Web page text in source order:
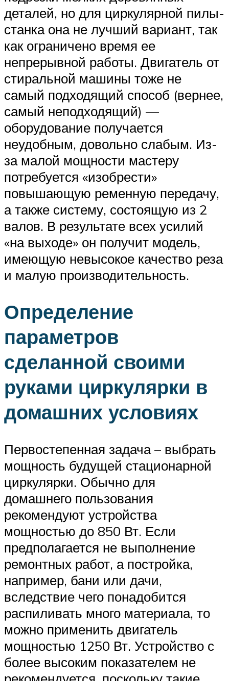
деталей, но для циркулярной пилы-
станка она не лучший вариант, так
как ограничено время ее
непрерывной работы. Двигатель от
стиральной машины тоже не
самый подходящий способ (вернее,
самый неподходящий) —
оборудование получается
неудобным, довольно слабым. Из-
за малой мощности мастеру
потребуется «изобрести»
повышающую ременную передачу,
а также систему, состоящую из 2
валов. В результате всех усилий
«на выходе» он получит модель,
имеющую невысокое качество реза
и малую производительность.
Определение
параметров
сделанной своими
руками циркулярки в
домашних условиях
Первостепенная задача – выбрать
мощность будущей стационарной
циркулярки. Обычно для
домашнего пользования
рекомендуют устройства
мощностью до 850 Вт. Если
предполагается не выполнение
ремонтных работ, а постройка,
например, бани или дачи,
вследствие чего понадобится
распиливать много материала, то
можно применить двигатель
мощностью 1250 Вт. Устройство с
более высоким показателем не